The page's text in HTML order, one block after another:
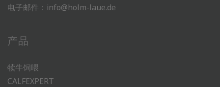
电子邮件： info@holm-laue.de
产品
犊牛饲喂
CALFEXPERT